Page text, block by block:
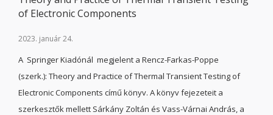
of Electronic Components
2023. január 24.
A Springer Kiadónál megjelent a Rencz-Farkas-Poppe
(szerk.): Theory and Practice of Thermal Transient Testing of
Electronic Components című könyv. A könyv fejezeteit a
szerkesztők mellett Sárkány Zoltán és Vass-Várnai András, a